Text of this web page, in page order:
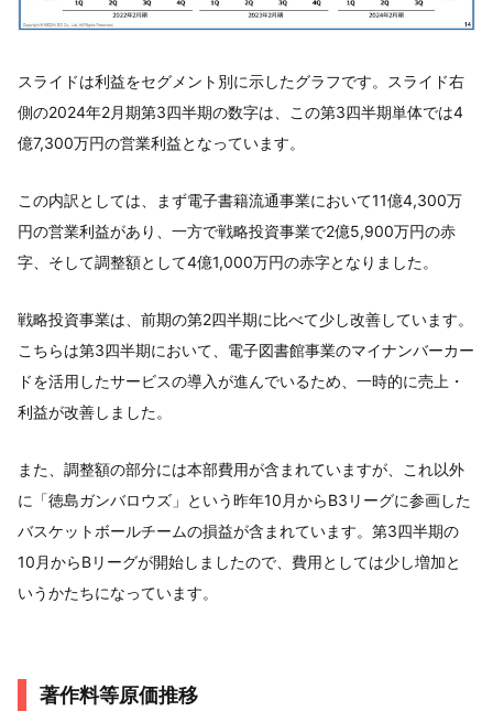
スライドは利益をセグメント別に示したグラフです。スライド右
側の2024年2月期第3四半期の数字は、この第3四半期単体では4
億7,300万円の営業利益となっています。
この内訳としては、まず電子書籍流通事業において11億4,300万
円の営業利益があり、一方で戦略投資事業で2億5,900万円の赤
字、そして調整額として4億1,000万円の赤字となりました。
戦略投資事業は、前期の第2四半期に比べて少し改善しています。
こちらは第3四半期において、電子図書館事業のマイナンバーカー
ドを活用したサービスの導入が進んでいるため、一時的に売上・
利益が改善しました。
また、調整額の部分には本部費用が含まれていますが、これ以外
に「徳島ガンバロウズ」という昨年10月からB3リーグに参画した
バスケットボールチームの損益が含まれています。第3四半期の
10月からBリーグが開始しましたので、費用としては少し増加と
いうかたちになっています。
著作料等原価推移